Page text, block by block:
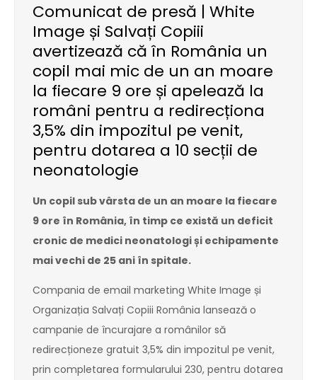
Comunicat de presă | White
Image și Salvați Copiii
avertizează că în România un
copil mai mic de un an moare
la fiecare 9 ore și apelează la
români pentru a redirecționa
3,5% din impozitul pe venit,
pentru dotarea a 10 secții de
neonatologie
Un copil sub vârsta de un an moare la fiecare
9 ore în România, în timp ce există un deficit
cronic de medici neonatologi și echipamente
mai vechi de 25 ani în spitale.
Compania de email marketing White Image și
Organizația Salvați Copiii România lansează o
campanie de încurajare a românilor să
redirecționeze gratuit 3,5% din impozitul pe venit,
prin completarea formularului 230, pentru dotarea